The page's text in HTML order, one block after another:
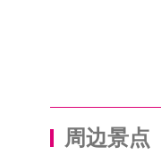
周边景点